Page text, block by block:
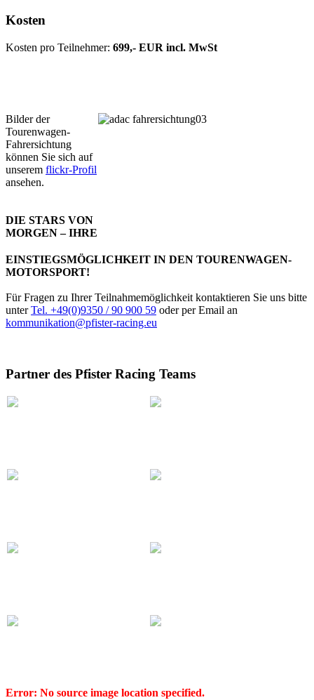
Kosten
Kosten pro Teilnehmer: 699,- EUR incl. MwSt
Bilder der
Tourenwagen-
Fahrersichtung
können Sie sich auf
unserem flickr-Profil
ansehen.
DIE STARS VON
MORGEN – IHRE
EINSTIEGSMÖGLICHKEIT IN DEN TOURENWAGEN-
MOTORSPORT!
Für Fragen zu Ihrer Teilnahmemöglichkeit kontaktieren Sie uns bitte
unterTel. +49(0)9350 / 90 900 59 oder per Email an
kommunikation@pfister-racing.eu
Partner des Pfister Racing Teams
Error: No source image location specified.